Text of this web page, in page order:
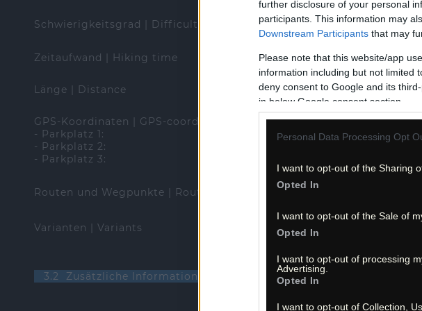
further disclosure of your personal
participants. This information may
Downstream Participants that may
Please note that this website/app
information including but not limited
deny consent to Google and its
in below Google consent section.
Personal Data Processing Opt
I want to opt-out of the Sharing
Opted In
I want to opt-out of the Sale of
Opted In
I want to opt-out of processing
Advertising.
Opted In
I want to opt-out of Collection,
Schwierigkeitsgrad | Difficulty
Zeitaufwand | Hiking time
Länge | Distance
GPS-Koordinaten | GPS-coordinates (WGS84)
- Parkplatz 1:
- Parkplatz 2:
- Parkplatz 3:
Routen und Wegpunkte | Routes and waypoints (*.gpx)
Varianten | Variants
3.2 Zusätzliche Informationen | Additional information